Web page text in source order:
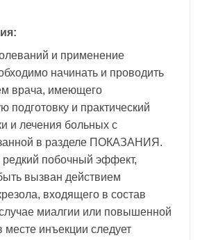
и применение
начинать и проводить
врача, имеющего
подготовку и практический
и лечения больных с
в разделе ПОКАЗАНИЯ.
побочный эффект,
вызван действием
входящего в состав
миалгии или повышенной
месте инъекции следует